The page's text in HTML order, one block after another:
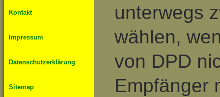
Kontakt
Impressum
Datenschutzerklärung
Sitemap
unterwegs
wählen,
von DPD
Empfänger